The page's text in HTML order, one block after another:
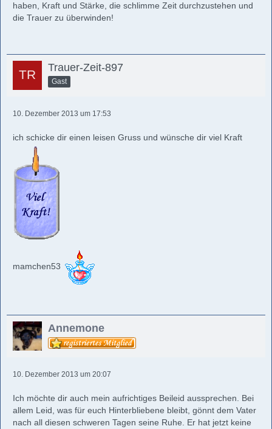
haben, Kraft und Stärke, die schlimme Zeit durchzustehen und
die Trauer zu überwinden!
Trauer-Zeit-897
Gast
10. Dezember 2013 um 17:53
ich schicke dir einen leisen Gruss und wünsche dir viel Kraft
mamchen53
Annemone
10. Dezember 2013 um 20:07
Ich möchte dir auch mein aufrichtiges Beileid aussprechen. Bei
allem Leid, was für euch Hinterbliebene bleibt, gönnt dem Vater
nach all diesen schweren Tagen seine Ruhe. Er hat jetzt keine